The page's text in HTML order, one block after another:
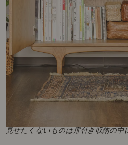
見せたくないものは扉付き収納の